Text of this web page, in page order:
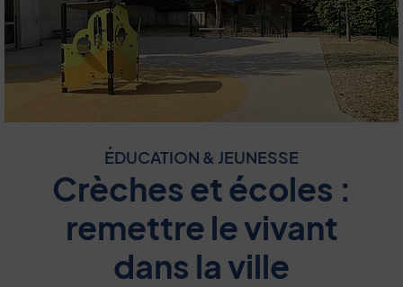
ÉDUCATION & JEUNESSE
Crèches et écoles :
remettre le vivant
dans la ville